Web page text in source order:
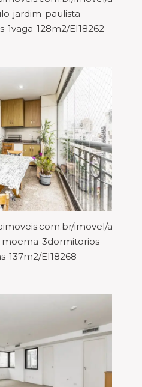
jardim-paulista-
1vaga-128m2/EI18262
imovel/
3dormitorios-
137m2/EI18268